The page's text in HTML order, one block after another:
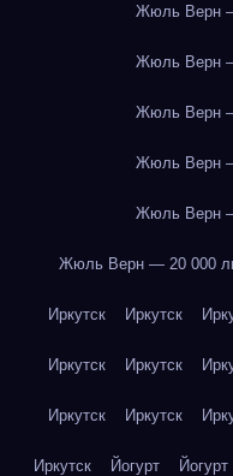
Жюль Верн
Жюль Верн
Жюль Верн
Жюль Верн
Жюль Верн
Жюль Верн — 20 000
Иркутск Иркутск
Иркутск Иркутск
Иркутск Иркутск
Иркутск Йогурт Йогурт